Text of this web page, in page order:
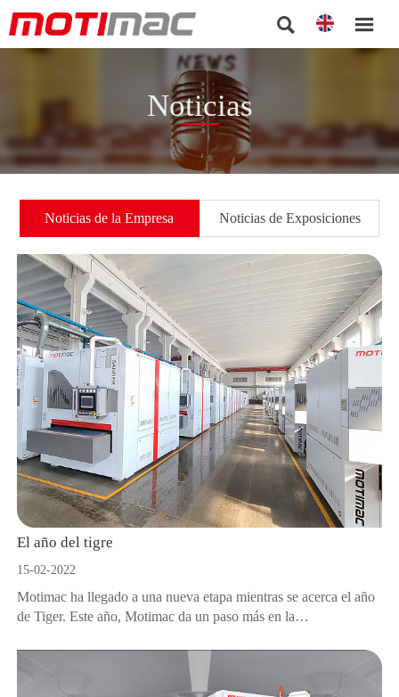
 
Noticias
Noticias de la Empresa Noticias de Exposiciones
El año del tigre
15-02-2022
Motimac ha llegado a una nueva etapa mientras se acerca el año
de Tiger. Este año, Motimac da un paso más en la
Durante el último año, ¿qué hemos aprendido y ganado?